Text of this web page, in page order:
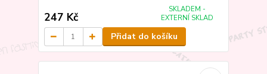
247 Kč
SKLADEM -
EXTERNÍ SKLAD
Přidat do košíku